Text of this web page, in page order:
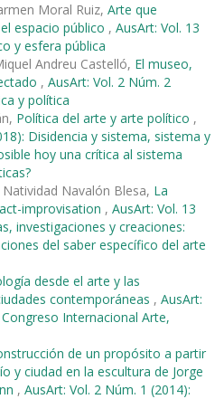
Moral Ruiz, Arte que
espacio público , AusArt: Vol. 13
y esfera pública
Andreu Castelló, El museo,
, AusArt: Vol. 2 Núm. 2
y política
Política del arte y arte político ,
Disidencia y sistema, sistema y
hoy una crítica al sistema
Navalón Blesa, La
improvisation , AusArt: Vol. 13
investigaciones y creaciones:
del saber específico del arte
desde el arte y las
contemporáneas , AusArt:
Internacional Arte,
de un propósito a partir
y ciudad en la escultura de Jorge
, AusArt: Vol. 2 Núm. 1 (2014):